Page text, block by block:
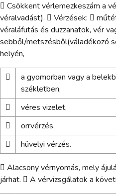
 Csökkent vérlemezkeszám a
véralvadást).  Vérzések: 
véraláfutás és duzzanatok, vér
sebből/metszésből(váladékozó
helyén,

a gyomorban vagy a
székletben,

véres vizelet,

orrvérzés,

hüvelyi vérzés.
 Alacsony vérnyomás, mely
járhat.  A vérvizsgálatok a